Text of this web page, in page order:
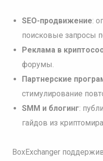
SEO-продвижение:
поисковые запросы
Реклама в
форумы.
Партнерские
стимулирование
SMM и блогинг:
гайдов из криптомира.
BoxExchanger